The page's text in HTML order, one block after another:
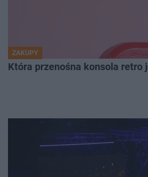
ZAKUPY
Która przenośna konsola retro